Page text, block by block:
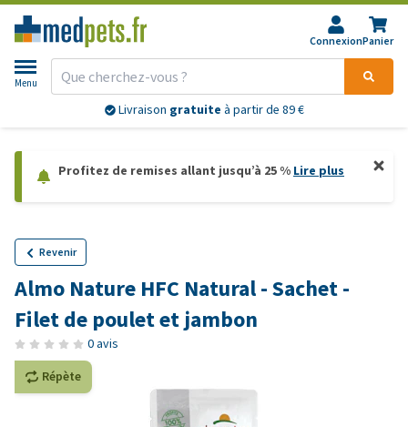
ConnexionPanier
Menu
Livraison gratuite à partir de 89 €
Profitez de remises allant jusqu’à 25 % Lire plus
Revenir
Almo Nature HFC Natural - Sachet -
Filet de poulet et jambon
0 avis
Répète